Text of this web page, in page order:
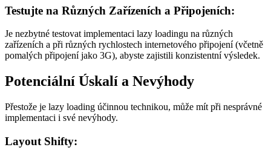
Testujte na Různých Zařízeních a Připojeních:
Je nezbytné testovat implementaci lazy loadingu na různých
zařízeních a při různých rychlostech internetového připojení (včetně
pomalých připojení jako 3G), abyste zajistili konzistentní výsledek.
Potenciální Úskalí a Nevýhody
Přestože je lazy loading účinnou technikou, může mít při nesprávné
implementaci i své nevýhody.
Layout Shifty: